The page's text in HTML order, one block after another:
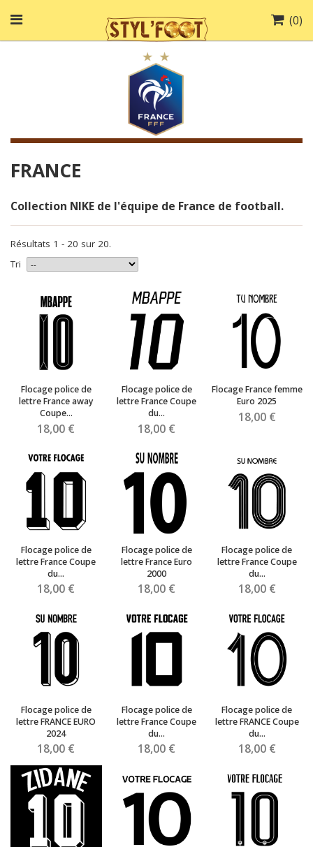
(0)
FRANCE
Collection NIKE de l'équipe de France de football.
Résultats 1 - 20 sur 20.
Tri
Flocage police de
lettre France away
Coupe...
18,00 €
Flocage police de
lettre France Coupe
du...
18,00 €
Flocage France femme
Euro 2025
18,00 €
Flocage police de
lettre France Coupe
du...
18,00 €
Flocage police de
lettre France Euro
2000
18,00 €
Flocage police de
lettre France Coupe
du...
18,00 €
Flocage police de
lettre FRANCE EURO
2024
18,00 €
Flocage police de
lettre France Coupe
du...
18,00 €
Flocage police de
lettre FRANCE Coupe
du...
18,00 €